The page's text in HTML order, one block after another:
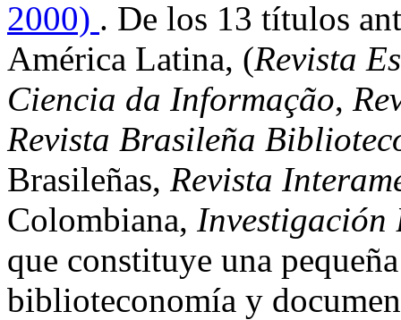
2000) . De los 13 títulos
América Latina, (Revista
Ciencia da Informação,
Revista Brasileña
Brasileñas, Revista
Colombiana,
que constituye una
biblioteconomía y